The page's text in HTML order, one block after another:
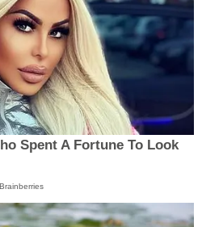
Spent A Fortune To Look
Brainberries